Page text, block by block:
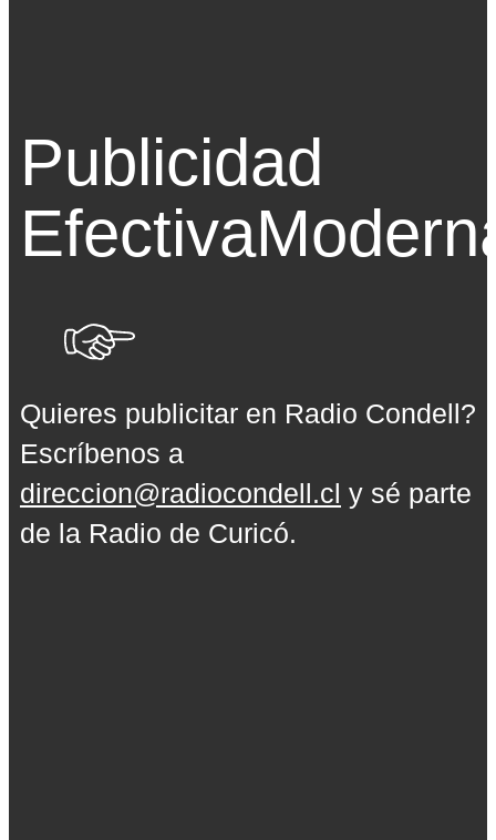
Publicidad
Efectiva
Quieres publicitar en Radio Condell?
Escríbenos a
direccion@radiocondell.cl y sé parte
de la Radio de Curicó.